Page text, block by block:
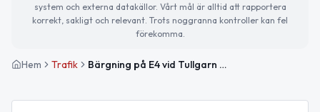
system och externa datakällor. Vårt mål är alltid att rapportera
korrekt, sakligt och relevant. Trots noggranna kontroller kan fel
förekomma.
Hem Trafik Bärgning på E4 vid Tullgarn påverkar trafiken mot Nyköping